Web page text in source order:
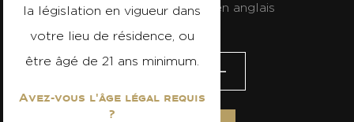
la législation en vigueur dans
votre lieu de résidence, ou
être âgé de 21 ans minimum.
Avez-vous l'âge légal requis
?
Formation dispensée en anglais